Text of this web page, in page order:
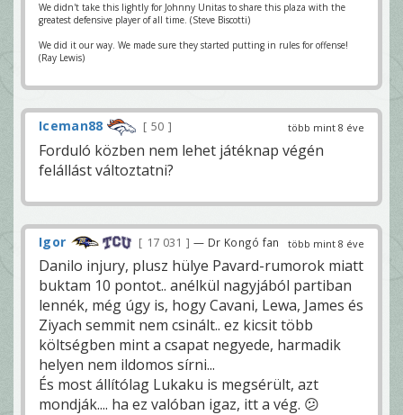
We didn't take this lightly for Johnny Unitas to share this plaza with the
greatest defensive player of all time. (Steve Biscotti)
We did it our way. We made sure they started putting in rules for offense!
(Ray Lewis)
több mint 8 éve
Iceman88 50
Forduló közben nem lehet játéknap végén
felállást változtatni?
több mint 8 éve
Igor 17 031 — Dr Kongó fan
Danilo injury, plusz hülye Pavard-rumorok miatt
buktam 10 pontot.. anélkül nagyjából partiban
lennék, még úgy is, hogy Cavani, Lewa, James és
Ziyach semmit nem csinált.. ez kicsit több
költségben mint a csapat negyede, harmadik
helyen nem ildomos sírni...
És most állítólag Lukaku is megsérült, azt
mondják.... ha ez valóban igaz, itt a vég. 😕